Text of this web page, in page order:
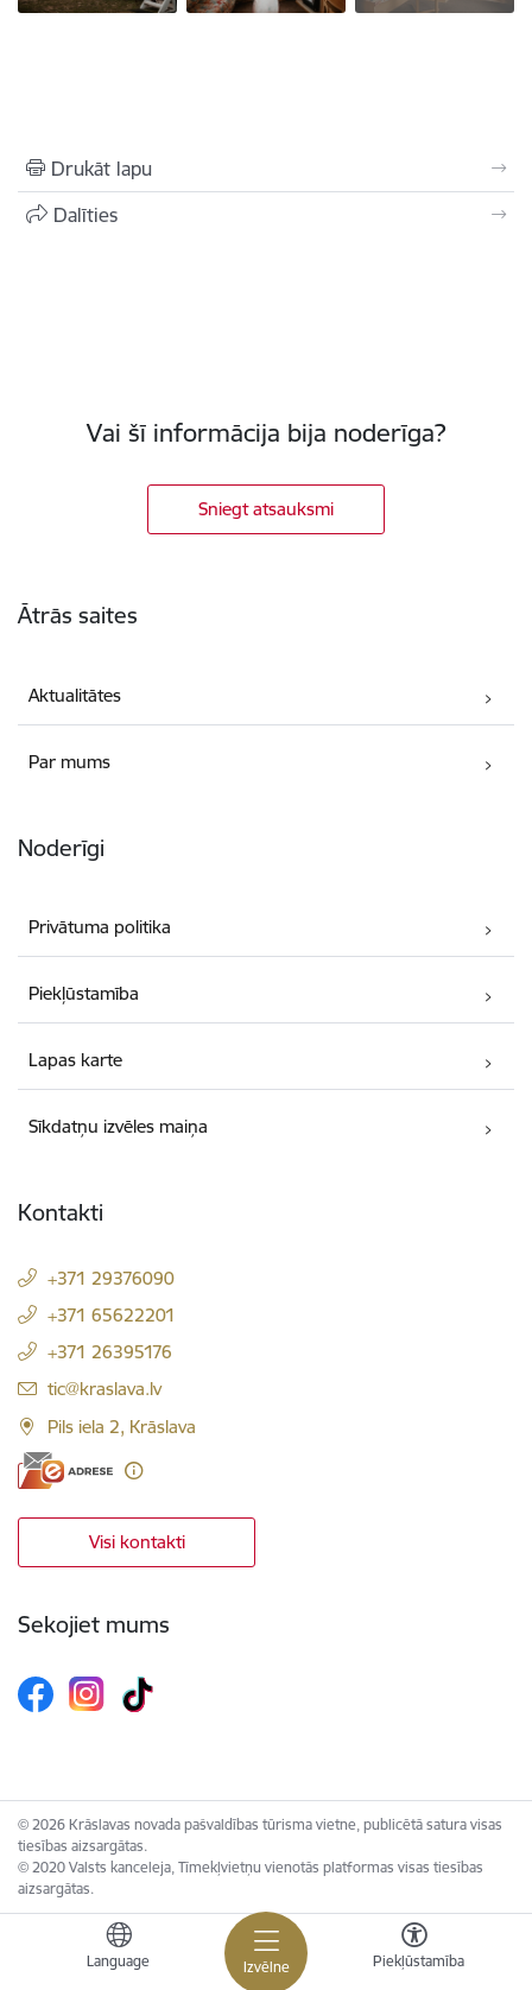
Izvēlne
Language Piekļūstamība
Drukāt lapu
Dalīties
Vai šī informācija bija noderīga?
Sniegt atsauksmi
Ātrās saites
Aktualitātes
Par mums
Noderīgi
Privātuma politika
Piekļūstamība
Lapas karte
Sīkdatņu izvēles maiņa
Kontakti
+371 29376090
+371 65622201
+371 26395176
E-pasts:
tic@kraslava.lv
Pils iela 2, Krāslava
Visi kontakti
Sekojiet mums
© 2026 Krāslavas novada pašvaldības tūrisma vietne, publicētā satura visas
tiesības aizsargātas.
© 2020 Valsts kanceleja, Tīmekļvietņu vienotās platformas visas tiesības
aizsargātas.